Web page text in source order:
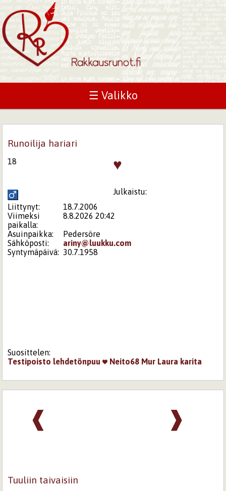
☰ Valikko
Runoilija hariari
♥
Julkaistu:
18
Liittynyt:
18.7.2006
Viimeksi
paikalla:
8.8.2026 20:42
Asuinpaikka:
Pedersöre
Sähköposti:
ariny@luukku.com
Syntymäpäivä: 30.7.1958
Suosittelen:
Testipoisto lehdetönpuu Neito68 Mur Laura karita
❱
❰
Tuuliin taivaisiin